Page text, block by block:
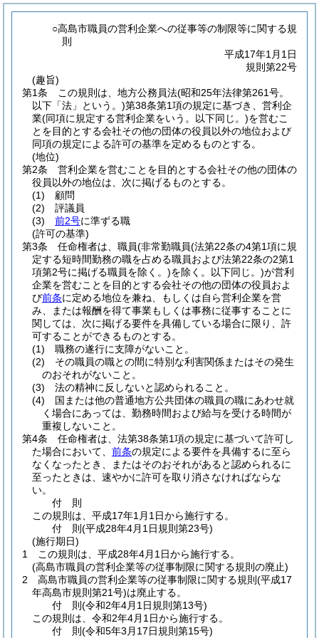
○高島市職員の営利企業への従事等の制限等に関する規
則
平成17年1月1日
規則第22号
(趣旨)
第1条
この規則は、地方公務員法(昭和25年法律第261号。
以下「法」という。)第38条第1項の規定に基づき、営利企
業(同項に規定する営利企業をいう。以下同じ。)を営むこ
とを目的とする会社その他の団体の役員以外の地位および
同項の規定による許可の基準を定めるものとする。
(地位)
第2条
営利企業を営むことを目的とする会社その他の団体の
役員以外の地位は、次に掲げるものとする。
(1)
顧問
(2)
評議員
(3)
前2号に準ずる職
(許可の基準)
第3条
任命権者は、職員(非常勤職員(法第22条の4第1項に規
定する短時間勤務の職を占める職員および法第22条の2第1
項第2号に掲げる職員を除く。)を除く。以下同じ。)が営利
企業を営むことを目的とする会社その他の団体の役員およ
び前条に定める地位を兼ね、もしくは自ら営利企業を営
み、または報酬を得て事業もしくは事務に従事することに
関しては、次に掲げる要件を具備している場合に限り、許
可することができるものとする。
(1)
職務の遂行に支障がないこと。
(2)
その職員の職との間に特別な利害関係またはその発生
のおそれがないこと。
(3)
法の精神に反しないと認められること。
(4)
国または他の普通地方公共団体の職員の職にあわせ就
く場合にあっては、勤務時間および給与を受ける時間が
重複しないこと。
第4条
任命権者は、法第38条第1項の規定に基づいて許可し
た場合において、 前条の規定による要件を具備するに至ら
なくなったとき、またはそのおそれがあると認められるに
至ったときは、速やかに許可を取り消さなければならな
い。
付 則
この規則は、平成17年1月1日から施行する。
付 則(平成28年4月1日規則第23号)
(施行期日)
1
この規則は、平成28年4月1日から施行する。
(高島市職員の営利企業等の従事制限に関する規則の廃止)
2
高島市職員の営利企業等の従事制限に関する規則 (平成17
年高島市規則第21号)は廃止する。
付 則(令和2年4月1日規則第13号)
この規則は、令和2年4月1日から施行する。
付 則(令和5年3月17日規則第15号)